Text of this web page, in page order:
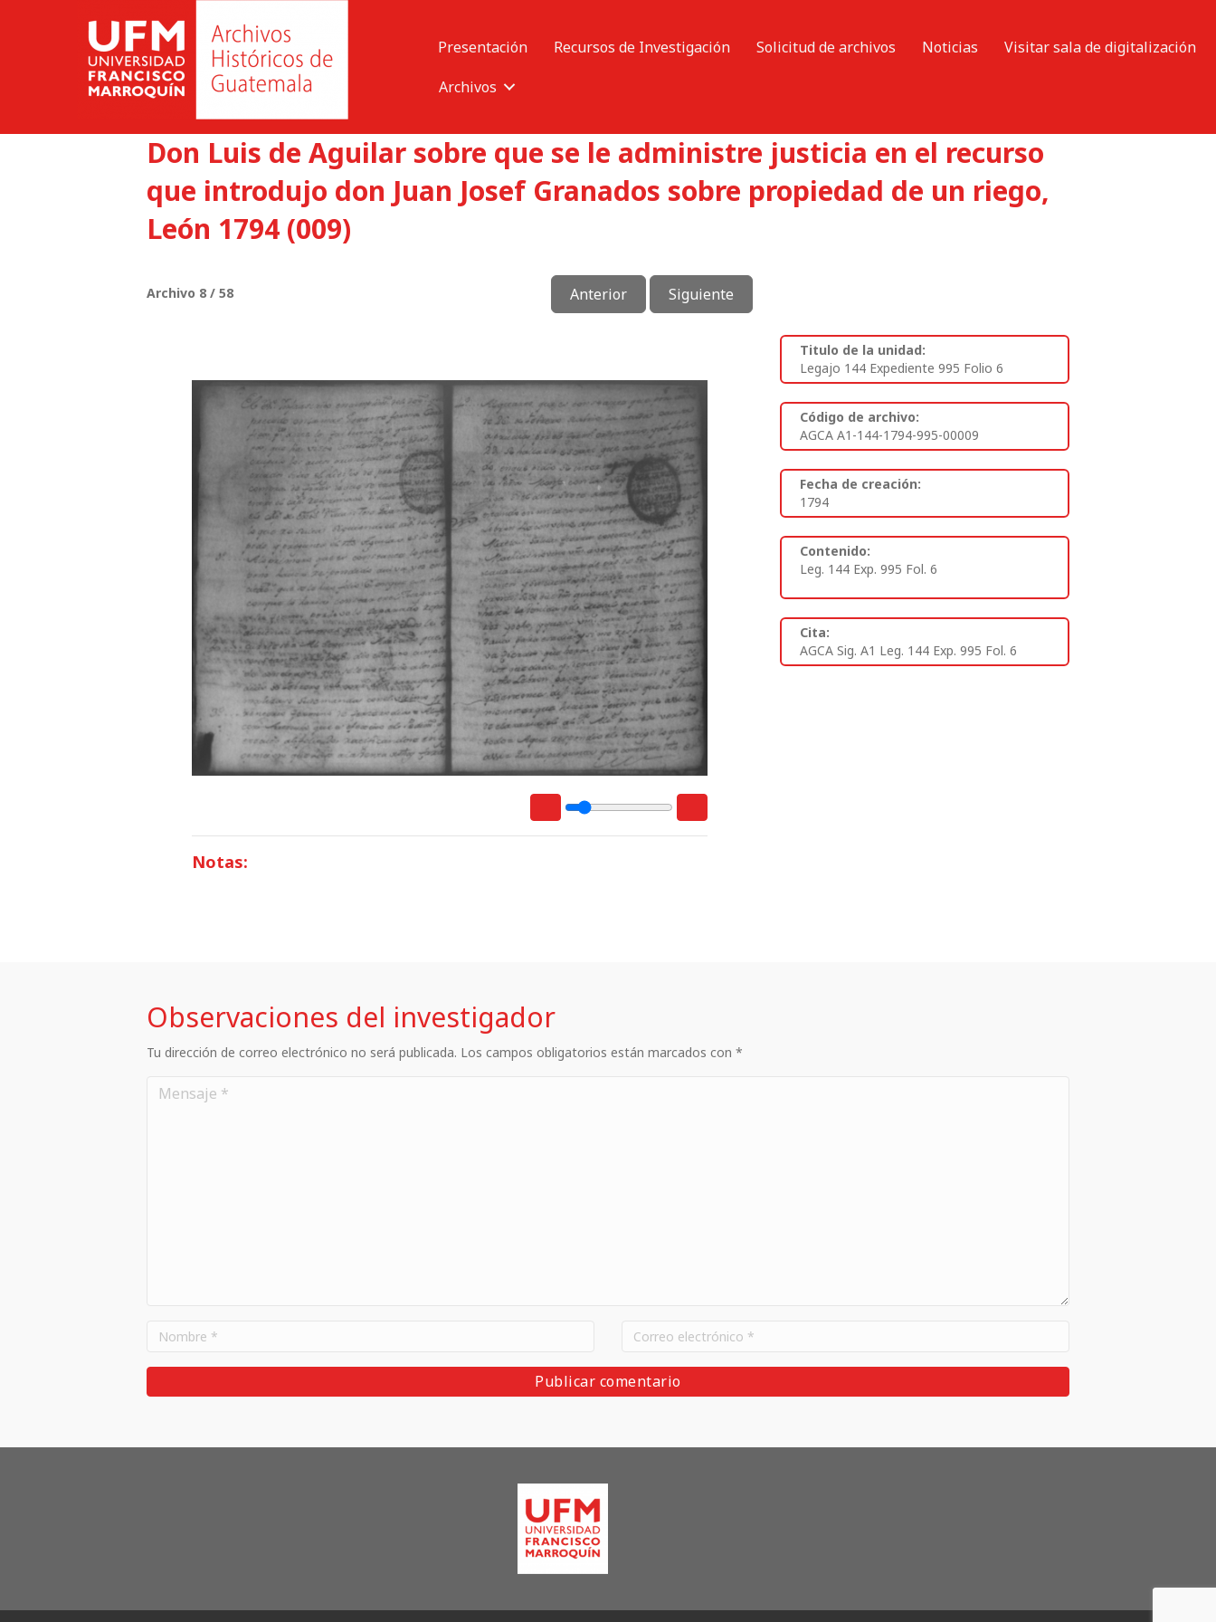
Presentación Recursos de Investigación Solicitud de archivos Noticias
Visitar sala de digitalización
Archivos
Don Luis de Aguilar sobre que se le administre justicia en el recurso
que introdujo don Juan Josef Granados sobre propiedad de un riego,
León 1794 (009)
Archivo 8 / 58 Anterior Siguiente
Notas:
Titulo de la unidad:
Legajo 144 Expediente 995 Folio 6
Código de archivo:
AGCA A1-144-1794-995-00009
Fecha de creación:
1794
Contenido:
Leg. 144 Exp. 995 Fol. 6
Cita:
AGCA Sig. A1 Leg. 144 Exp. 995 Fol. 6
Observaciones del investigador
Tu dirección de correo electrónico no será publicada. Los campos obligatorios están marcados con *